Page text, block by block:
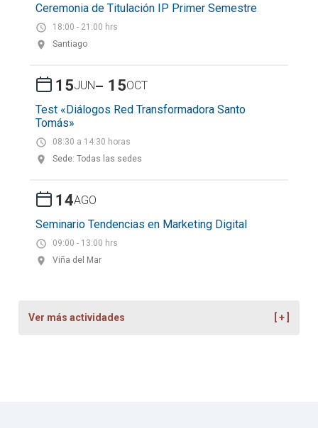
Ceremonia de Titulación IP Primer Semestre
18:00 - 21:00 hrs
Santiago
15JUN- 15OCT
Test «Diálogos Red Transformadora Santo
Tomás»
08:30 a 14:30 horas
Sede: Todas las sedes
14AGO
Seminario Tendencias en Marketing Digital
09:00 - 13:00 hrs
Viña del Mar
Ver más actividades